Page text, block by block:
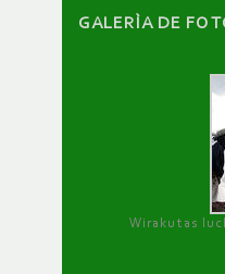
GALERÌA DE
Wirakutas